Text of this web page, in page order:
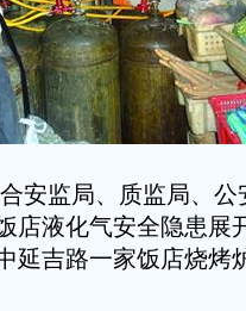
监局、质监局、公
店液化气安全隐患展
延吉路一家饭店烧烤